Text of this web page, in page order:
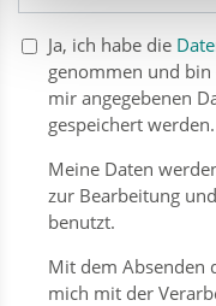
Ja, ich habe die
genommen und
mir angegebenen
gespeichert werden.
Meine Daten
zur Bearbeitung
benutzt.
Mit dem Absenden
mich mit der